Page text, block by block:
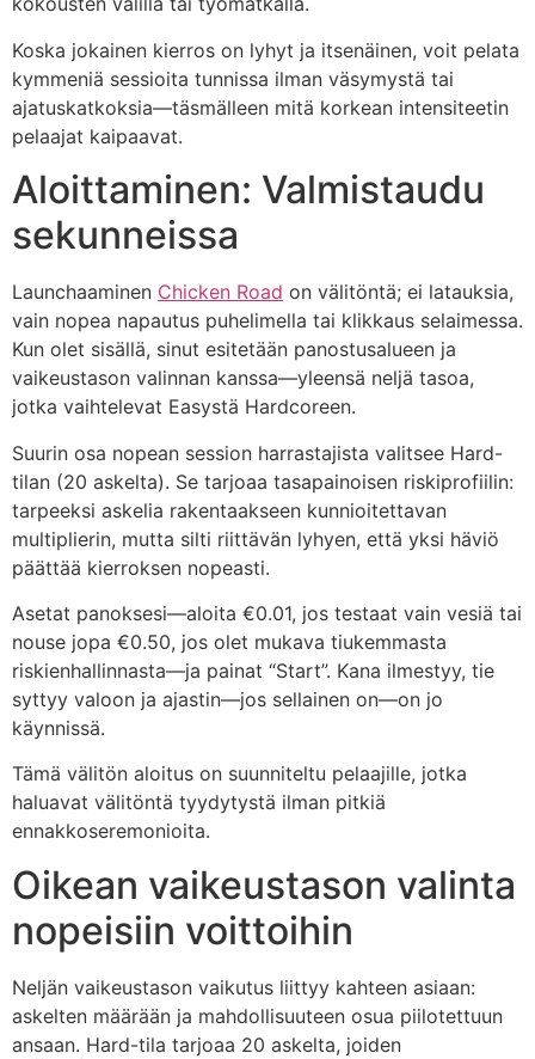
Koska jokainen kierros on lyhyt ja itsenäinen, voit pelata
kymmeniä sessioita tunnissa ilman väsymystä tai
ajatuskatkoksia—täsmälleen mitä korkean intensiteetin
pelaajat kaipaavat.
Aloittaminen: Valmistaudu
sekunneissa
Launchaaminen Chicken Road on välitöntä; ei latauksia,
vain nopea napautus puhelimella tai klikkaus selaimessa.
Kun olet sisällä, sinut esitetään panostusalueen ja
vaikeustason valinnan kanssa—yleensä neljä tasoa,
jotka vaihtelevat Easystä Hardcoreen.
Suurin osa nopean session harrastajista valitsee Hard-
tilan (20 askelta). Se tarjoaa tasapainoisen riskiprofiilin:
tarpeeksi askelia rakentaakseen kunnioitettavan
multiplierin, mutta silti riittävän lyhyen, että yksi häviö
päättää kierroksen nopeasti.
Asetat panoksesi—aloita €0.01, jos testaat vain vesiä tai
nouse jopa €0.50, jos olet mukava tiukemmasta
riskienhallinnasta—ja painat “Start”. Kana ilmestyy, tie
syttyy valoon ja ajastin—jos sellainen on—on jo
käynnissä.
Tämä välitön aloitus on suunniteltu pelaajille, jotka
haluavat välitöntä tyydytystä ilman pitkiä
ennakkoseremonioita.
Oikean vaikeustason valinta
nopeisiin voittoihin
Neljän vaikeustason vaikutus liittyy kahteen asiaan:
askelten määrään ja mahdollisuuteen osua piilotettuun
ansaan. Hard-tila tarjoaa 20 askelta, joiden